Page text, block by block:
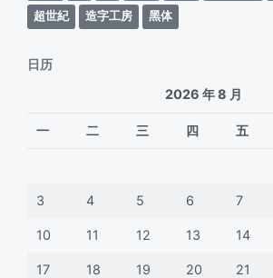
超世紀
造字工房 黑体
日历
2026 年 8 月
一 二 三 四 五
3 4 5 6 7
10 11 12 13 14
17 18 19 20 21